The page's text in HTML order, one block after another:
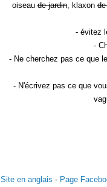
oiseaude jardin, klaxon
- évitez
-
- Ne cherchez pas ce que
- N'écrivez pas ce que
Site en anglais - Page